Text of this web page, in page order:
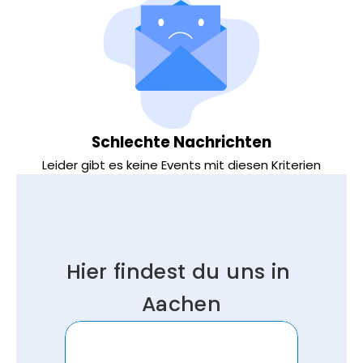
Schlechte Nachrichten
Leider gibt es keine Events mit diesen Kriterien
Hier findest du uns in
Aachen